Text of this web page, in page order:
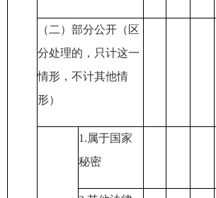
（二）部分公开 （区
分处理的，只计这一
情形，不计其他情
形）
1.属于国家
秘密